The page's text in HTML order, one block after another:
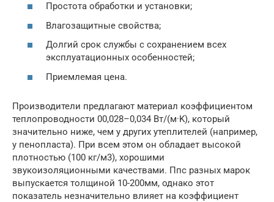
Простота обработки и установки;
Влагозащитные свойства;
Долгий срок службы с сохранением всех
эксплуатационных особенностей;
Приемлемая цена.
Производители предлагают материал коэффициентом
теплопроводности 00,028–0,034 Вт/(м·K), который
значительно ниже, чем у других утеплителей (например,
у пенопласта). При всем этом он обладает высокой
плотностью (100 кг/м3), хорошими
звукоизоляционными качествами. Ппс разных марок
выпускается толщиной 10-200мм, однако этот
показатель незначительно влияет на коэффициент